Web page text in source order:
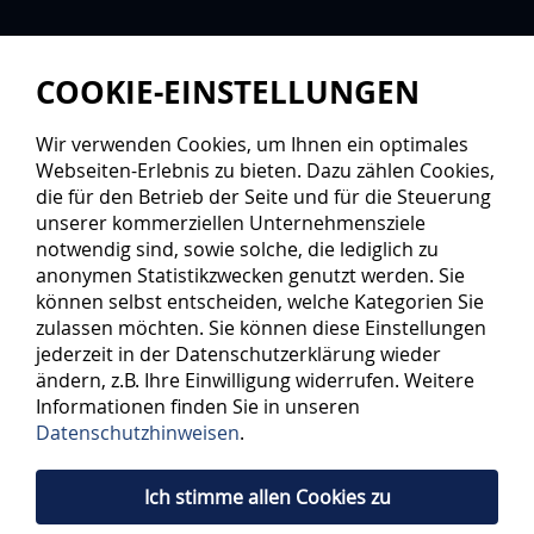
COOKIE-EINSTELLUNGEN
Wir verwenden Cookies, um Ihnen ein optimales
Webseiten-Erlebnis zu bieten. Dazu zählen Cookies,
die für den Betrieb der Seite und für die Steuerung
unserer kommerziellen Unternehmensziele
notwendig sind, sowie solche, die lediglich zu
anonymen Statistikzwecken genutzt werden. Sie
können selbst entscheiden, welche Kategorien Sie
zulassen möchten. Sie können diese Einstellungen
jederzeit in der Datenschutzerklärung wieder
ändern, z.B. Ihre Einwilligung widerrufen. Weitere
Informationen finden Sie in unseren
Datenschutzhinweisen.
Ich stimme allen Cookies zu